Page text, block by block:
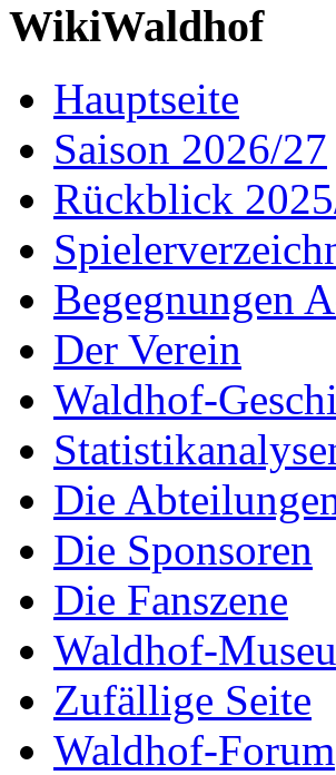
WikiWaldhof
Hauptseite
Saison 2026/27
Rückblick
Begegnungen
Der Verein
Waldhof-
Die
Die Sponsoren
Die Fanszene
Waldhof-
Zufällige Seite
Waldhof-Forum